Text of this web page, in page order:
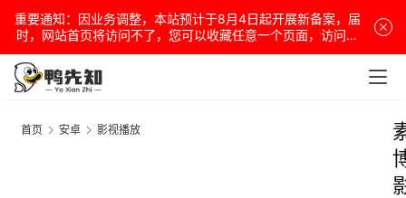
重要通知：因业务调整，本站预计于8月4日起开展新备案，届
时，网站首页将访问不了，您可以收藏任意一个页面，访问网
站！
首页 安卓 影视播放